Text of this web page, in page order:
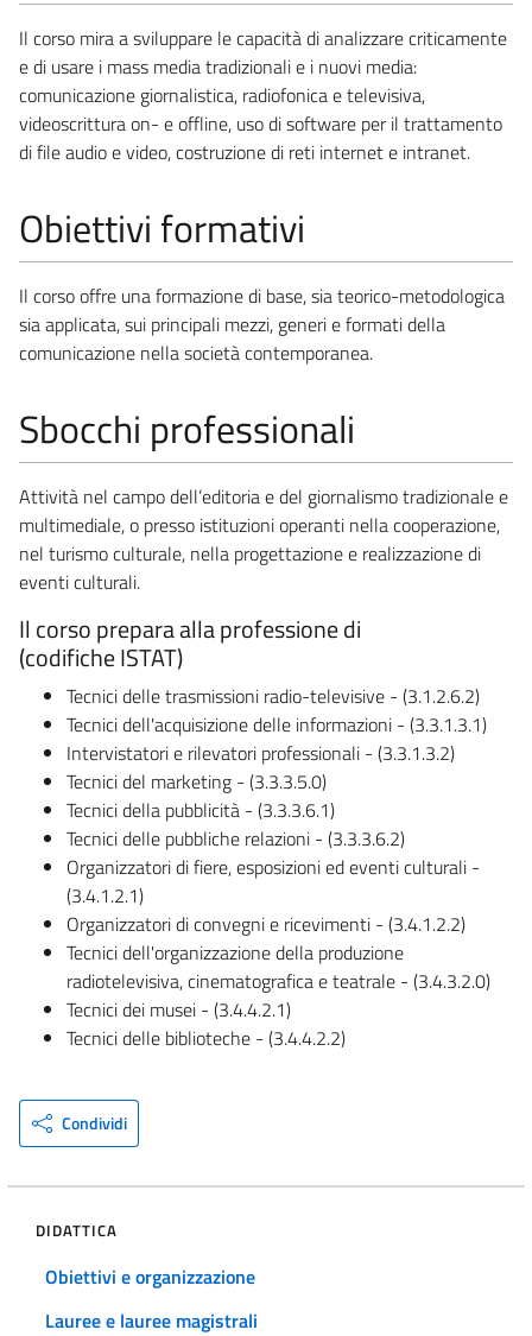
Il corso mira a sviluppare le capacità di analizzare criticamente
e di usare i mass media tradizionali e i nuovi media:
comunicazione giornalistica, radiofonica e televisiva,
videoscrittura on- e offline, uso di software per il trattamento
di file audio e video, costruzione di reti internet e intranet.
Obiettivi formativi
Il corso offre una formazione di base, sia teorico-metodologica
sia applicata, sui principali mezzi, generi e formati della
comunicazione nella società contemporanea.
Sbocchi professionali
Attività nel campo dell’editoria e del giornalismo tradizionale e
multimediale, o presso istituzioni operanti nella cooperazione,
nel turismo culturale, nella progettazione e realizzazione di
eventi culturali.
Il corso prepara alla professione di
(codifiche ISTAT)
Tecnici delle trasmissioni radio-televisive - (3.1.2.6.2)
Tecnici dell'acquisizione delle informazioni - (3.3.1.3.1)
Intervistatori e rilevatori professionali - (3.3.1.3.2)
Tecnici del marketing - (3.3.3.5.0)
Tecnici della pubblicità - (3.3.3.6.1)
Tecnici delle pubbliche relazioni - (3.3.3.6.2)
Organizzatori di fiere, esposizioni ed eventi culturali -
(3.4.1.2.1)
Organizzatori di convegni e ricevimenti - (3.4.1.2.2)
Tecnici dell'organizzazione della produzione
radiotelevisiva, cinematografica e teatrale - (3.4.3.2.0)
Tecnici dei musei - (3.4.4.2.1)
Tecnici delle biblioteche - (3.4.4.2.2)
Condividi
DIDATTICA
Obiettivi e organizzazione
Lauree e lauree magistrali